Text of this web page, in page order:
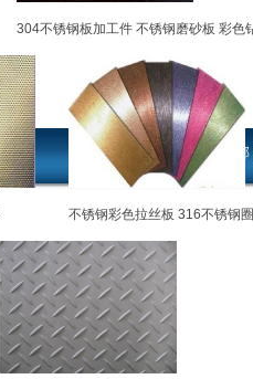
304不锈钢板加工件 不锈钢磨砂板 彩色
不锈钢彩色拉丝板 316不锈钢
版权所有 © 2015东莞信邦